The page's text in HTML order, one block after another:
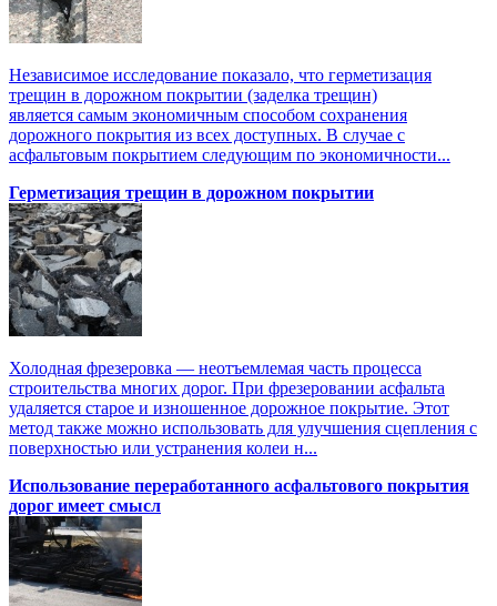
Независимое исследование показало, что герметизация
трещин в дорожном покрытии (заделка трещин)
является самым экономичным способом сохранения
дорожного покрытия из всех доступных. В случае с
асфальтовым покрытием следующим по экономичности...
Герметизация трещин в дорожном покрытии
Холодная фрезеровка — неотъемлемая часть процесса
строительства многих дорог. При фрезеровании асфальта
удаляется старое и изношенное дорожное покрытие. Этот
метод также можно использовать для улучшения сцепления с
поверхностью или устранения колеи н...
Использование переработанного асфальтового покрытия
дорог имеет смысл